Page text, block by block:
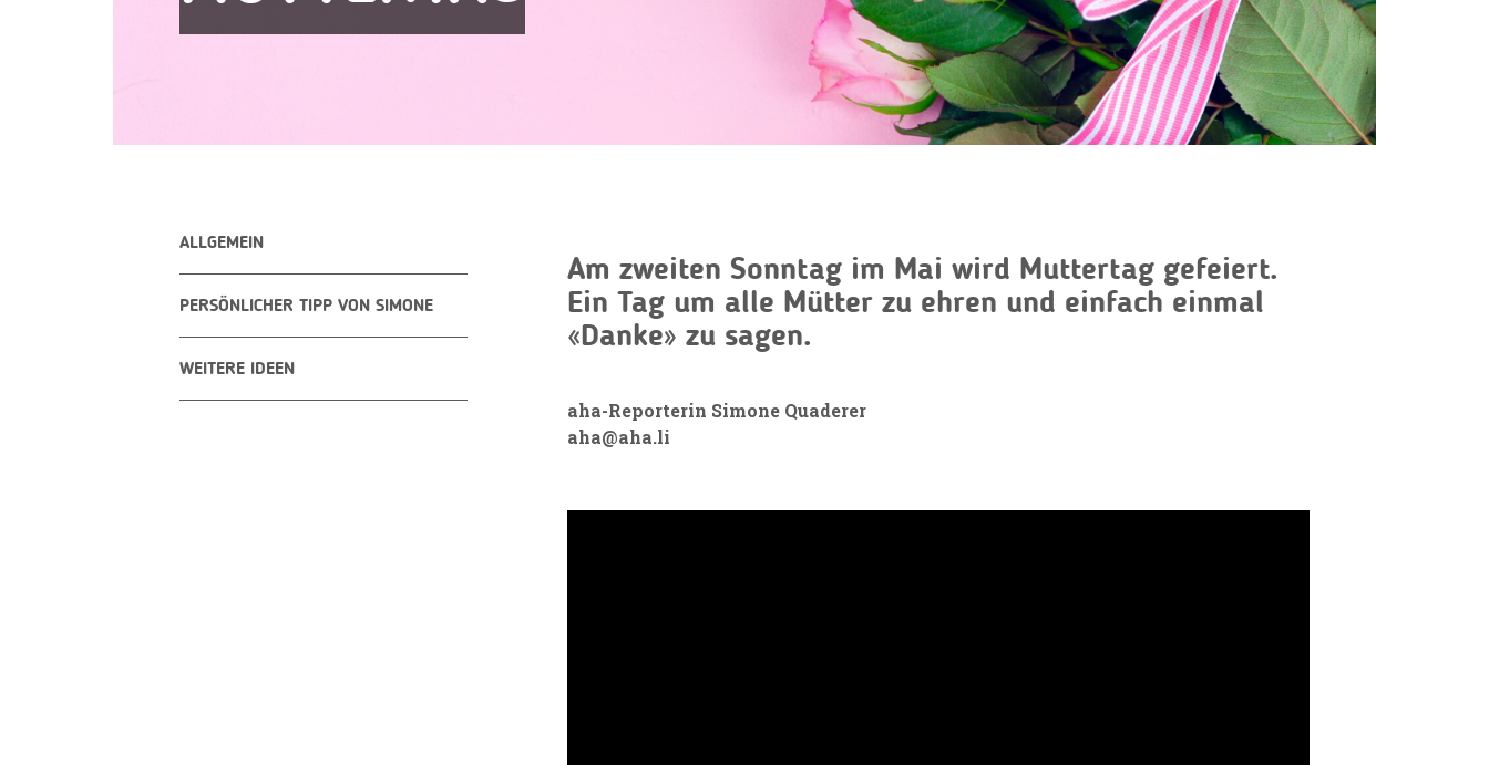
ALLGEMEIN
PERSÖNLICHER TIPP VON SIMONE
WEITERE IDEEN
Am zweiten Sonntag im Mai wird Muttertag gefeiert.
Ein Tag um alle Mütter zu ehren und einfach einmal
«Danke» zu sagen.
aha-Reporterin Simone Quaderer
aha@aha.li